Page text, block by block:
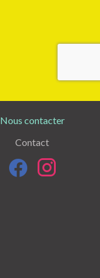
Nous contacter
Contact